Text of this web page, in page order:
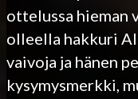
ottelussa hieman
olleella hakkuri
vaivoja ja hänen
kysymysmerkki,